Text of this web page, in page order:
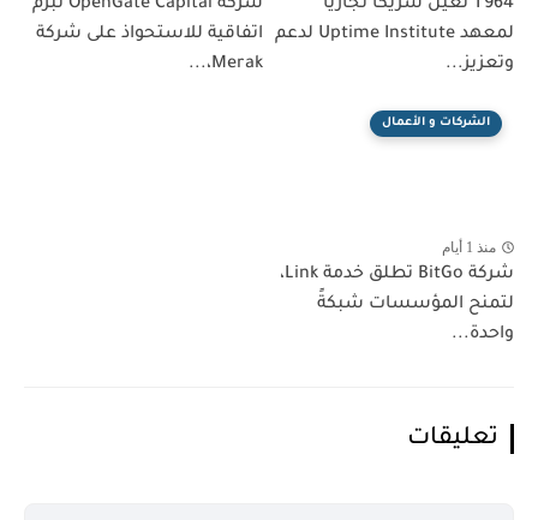
T964 تُعيَّن شريكًا تجاريًا
لمعهد Uptime Institute لدعم
وتعزيز...
شركة OpenGate Capital تُبرم
اتفاقية للاستحواذ على شركة
Merak،...
الشركات و الأعمال
منذ 1 أيام
شركة BitGo تطلق خدمة Link،
لتمنح المؤسسات شبكةً
واحدة...
تعليقات